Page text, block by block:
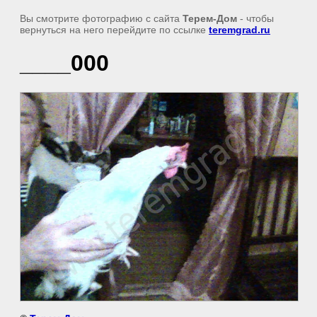
Вы смотрите фотографию с сайта Терем-Дом - чтобы
вернуться на него перейдите по ссылке teremgrad.ru
____000